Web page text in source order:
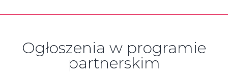
Ogłoszenia w programie
partnerskim